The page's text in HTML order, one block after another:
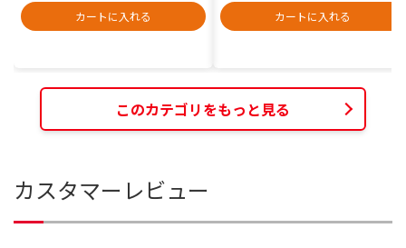
カートに入れる
カートに入れる
このカテゴリをもっと見る
カスタマーレビュー